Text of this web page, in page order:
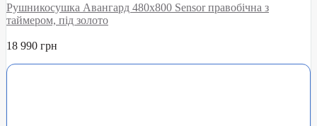
Рушникосушка Авангард 480х800 Sensor правобічна з
таймером, під золото
18 990 грн